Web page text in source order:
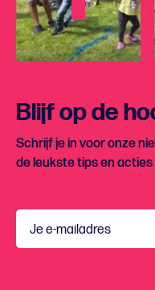
Blijf op de
Schrijf je in voor onze
de leukste tips en acties
Je e-mailadres